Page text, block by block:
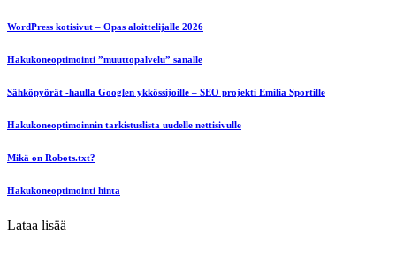
WordPress kotisivut – Opas aloittelijalle 2026
Hakukoneoptimointi ”muuttopalvelu” sanalle
Sähköpyörät -haulla Googlen ykkössijoille – SEO projekti Emilia Sportille
Hakukoneoptimoinnin tarkistuslista uudelle nettisivulle
Mikä on Robots.txt?
Hakukoneoptimointi hinta
Lataa lisää